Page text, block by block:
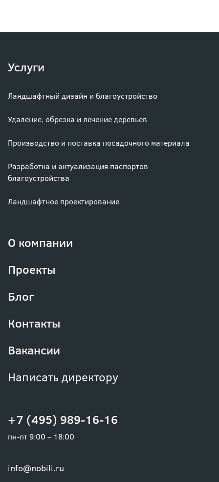
+7 (495) 989-16-16
пн-пт 9:00 – 18:00
info@nobili.ru
Услуги
Ландшафтный дизайн и благоустройство
Удаление, обрезка и лечение деревьев
Производство и поставка посадочного материала
Разработка и актуализация паспортов
благоустройства
Ландшафтное проектирование
О компании
Проекты
Блог
Контакты
Вакансии
Написать директору